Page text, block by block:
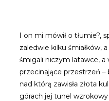
I on mi mówił o tłumie?,
zaledwie kilku śmiałków,
śmigali niczym latawce, a
przecinające przestrzeń –
nad którą zawisła złota
górach jej tunel wzrokowy